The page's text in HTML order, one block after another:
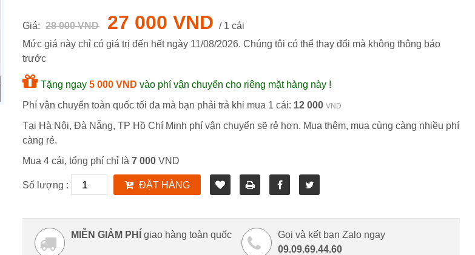
Giá: 28 000 VND 27 000 VND
/ 1 cái
Mức giá này chỉ có giá trị đến hết ngày 11/08/2026. Chúng tôi có thể thay đổi mà không thông báo
trước
Tặng ngay5 000 VND vào phí vận chuyển cho riêng mặt hàng này !
Phí vận chuyển toàn quốc tối đa mà bạn phải trả khi mua 1 cái: 12 000 VND
Tại Hà Nội, Đà Nẵng, TP Hồ Chí Minh phí vận chuyển sẽ rẻ hơn. Mua thêm, mua cùng càng nhiều phí
càng rẻ.
Mua 4 cái, tổng phí chỉ là7 000 VND
Số lượng : ĐẶT HÀNG
MIỄN GIẢM PHÍ giao hàng toàn quốc
Gọi và kết bạn Zalo ngay
09.09.69.44.60